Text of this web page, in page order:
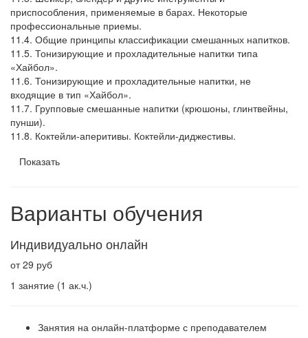
приспособления, применяемые в барах. Некоторые
профессиональные приемы.
11.4. Общие принципы классификации смешанных напитков.
11.5. Тонизирующие и прохладительные напитки типа
«Хайбол».
11.6. Тонизирующие и прохладительные напитки, не
входящие в тип «Хайбол».
11.7. Групповые смешанные напитки (крюшоны, глинтвейны,
пунши).
11.8. Коктейли-аперитивы. Коктейли-диджестивы.
Показать
Варианты обучения
Индивидуально онлайн
от 29 руб
1 занятие (1 ак.ч.)
Занятия на онлайн-платформе с преподавателем